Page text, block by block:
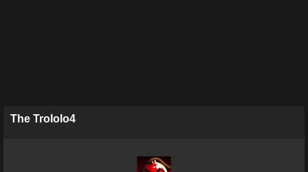
The Trololo4